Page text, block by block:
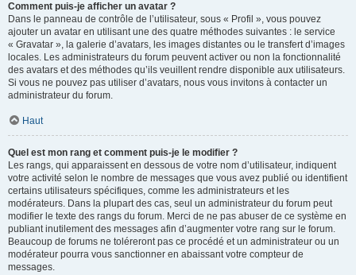
Comment puis-je afficher un avatar ?
Dans le panneau de contrôle de l’utilisateur, sous « Profil », vous pouvez
ajouter un avatar en utilisant une des quatre méthodes suivantes : le service
« Gravatar », la galerie d’avatars, les images distantes ou le transfert d’images
locales. Les administrateurs du forum peuvent activer ou non la fonctionnalité
des avatars et des méthodes qu’ils veuillent rendre disponible aux utilisateurs.
Si vous ne pouvez pas utiliser d’avatars, nous vous invitons à contacter un
administrateur du forum.
Haut
Quel est mon rang et comment puis-je le modifier ?
Les rangs, qui apparaissent en dessous de votre nom d’utilisateur, indiquent
votre activité selon le nombre de messages que vous avez publié ou identifient
certains utilisateurs spécifiques, comme les administrateurs et les
modérateurs. Dans la plupart des cas, seul un administrateur du forum peut
modifier le texte des rangs du forum. Merci de ne pas abuser de ce système en
publiant inutilement des messages afin d’augmenter votre rang sur le forum.
Beaucoup de forums ne toléreront pas ce procédé et un administrateur ou un
modérateur pourra vous sanctionner en abaissant votre compteur de
messages.